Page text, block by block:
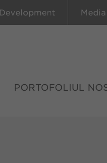
Media
PORTOFOLIUL